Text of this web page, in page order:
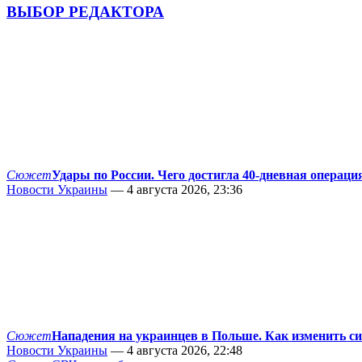
ВЫБОР РЕДАКТОРА
СюжетУдары по России. Чего достигла 40-дневная
Новости Украины — 4 августа 2026, 23:36
СюжетНападения на украинцев в Польше. Как изменить
Новости Украины — 4 августа 2026, 22:48